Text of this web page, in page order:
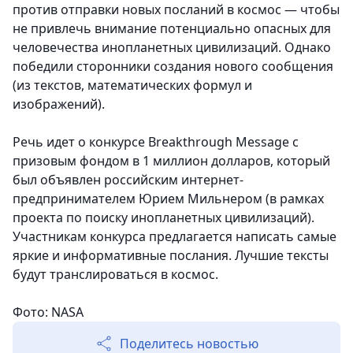
против отправки новых посланий в космос — чтобы
не привлечь внимание потенциально опасных для
человечества инопланетных цивилизаций. Однако
победили сторонники создания нового сообщения
(из текстов, математических формул и
изображений).
Речь идет о конкурсе Breakthrough Message с
призовым фондом в 1 миллион долларов, который
был объявлен российским интернет-
предпринимателем Юрием Мильнером (в рамках
проекта по поиску инопланетных цивилизаций).
Участникам конкурса предлагается написать самые
яркие и информативные послания. Лучшие тексты
будут транслироваться в космос.
Фото: NASA
Поделитесь новостью